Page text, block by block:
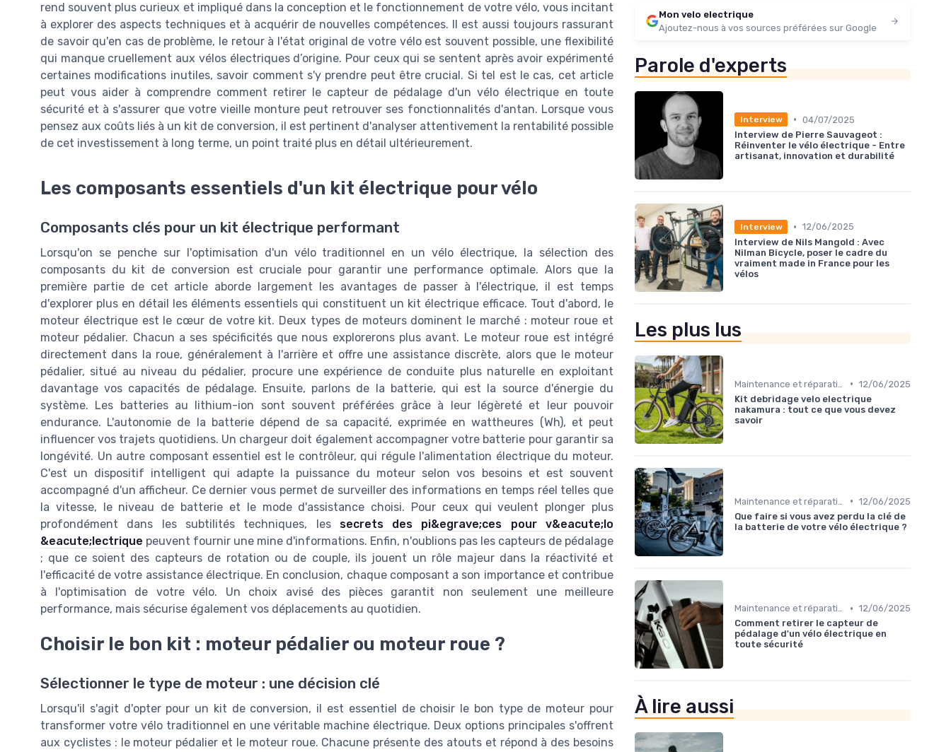
rend souvent plus curieux et impliqué dans la conception et le fonctionnement de votre vélo, vous incitant
à explorer des aspects techniques et à acquérir de nouvelles compétences. Il est aussi toujours rassurant
de savoir qu'en cas de problème, le retour à l'état original de votre vélo est souvent possible, une flexibilité
qui manque cruellement aux vélos électriques d’origine. Pour ceux qui se sentent après avoir expérimenté
certaines modifications inutiles, savoir comment s'y prendre peut être crucial. Si tel est le cas, cet article
peut vous aider à comprendre comment retirer le capteur de pédalage d'un vélo électrique en toute
sécurité et à s'assurer que votre vieille monture peut retrouver ses fonctionnalités d'antan. Lorsque vous
pensez aux coûts liés à un kit de conversion, il est pertinent d'analyser attentivement la rentabilité possible
de cet investissement à long terme, un point traité plus en détail ultérieurement.
Les composants essentiels d'un kit électrique pour vélo
Composants clés pour un kit électrique performant
Lorsqu'on se penche sur l'optimisation d'un vélo traditionnel en un vélo électrique, la sélection des
composants du kit de conversion est cruciale pour garantir une performance optimale. Alors que la
première partie de cet article aborde largement les avantages de passer à l'électrique, il est temps
d'explorer plus en détail les éléments essentiels qui constituent un kit électrique efficace. Tout d'abord, le
moteur électrique est le cœur de votre kit. Deux types de moteurs dominent le marché : moteur roue et
moteur pédalier. Chacun a ses spécificités que nous explorerons plus avant. Le moteur roue est intégré
directement dans la roue, généralement à l'arrière et offre une assistance discrète, alors que le moteur
pédalier, situé au niveau du pédalier, procure une expérience de conduite plus naturelle en exploitant
davantage vos capacités de pédalage. Ensuite, parlons de la batterie, qui est la source d'énergie du
système. Les batteries au lithium-ion sont souvent préférées grâce à leur légèreté et leur pouvoir
endurance. L'autonomie de la batterie dépend de sa capacité, exprimée en wattheures (Wh), et peut
influencer vos trajets quotidiens. Un chargeur doit également accompagner votre batterie pour garantir sa
longévité. Un autre composant essentiel est le contrôleur, qui régule l'alimentation électrique du moteur.
C'est un dispositif intelligent qui adapte la puissance du moteur selon vos besoins et est souvent
accompagné d'un afficheur. Ce dernier vous permet de surveiller des informations en temps réel telles que
la vitesse, le niveau de batterie et le mode d'assistance choisi. Pour ceux qui veulent plonger plus
profondément dans les subtilités techniques, les secrets des pi&egrave;ces pour v&eacute;lo
&eacute;lectrique peuvent fournir une mine d'informations. Enfin, n'oublions pas les capteurs de pédalage
; que ce soient des capteurs de rotation ou de couple, ils jouent un rôle majeur dans la réactivité et
l'efficacité de votre assistance électrique. En conclusion, chaque composant a son importance et contribue
à l'optimisation de votre vélo. Un choix avisé des pièces garantit non seulement une meilleure
performance, mais sécurise également vos déplacements au quotidien.
Choisir le bon kit : moteur pédalier ou moteur roue ?
Sélectionner le type de moteur : une décision clé
Lorsqu'il s'agit d'opter pour un kit de conversion, il est essentiel de choisir le bon type de moteur pour
transformer votre vélo traditionnel en une véritable machine électrique. Deux options principales s'offrent
aux cyclistes : le moteur pédalier et le moteur roue. Chacune présente des atouts et répond à des besoins
Mon velo electrique
Ajoutez-nous à vos sources préférées sur Google
Parole d'experts
Interview • 04/07/2025
Interview de Pierre Sauvageot :
Réinventer le vélo électrique - Entre
artisanat, innovation et durabilité
Interview • 12/06/2025
Interview de Nils Mangold : Avec
Nilman Bicycle, poser le cadre du
vraiment made in France pour les
vélos
Les plus lus
• 12/06/2025
Kit debridage velo electrique
nakamura : tout ce que vous devez
savoir
• 12/06/2025
Que faire si vous avez perdu la clé de
la batterie de votre vélo électrique ?
Maintenance et réparation • 12/06/2025
Comment retirer le capteur de
pédalage d'un vélo électrique en
toute sécurité
À lire aussi